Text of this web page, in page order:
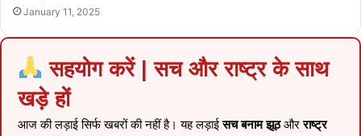
January 11, 2025
सहयोग करें | सच और राष्ट्र के साथ
खड़े हों
आज की लड़ाई सिर्फ खबरों की नहीं है। यह लड़ाईसच बनाम झूठऔरराष्ट्र